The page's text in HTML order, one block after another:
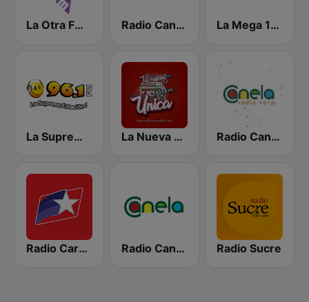
La Otra FM - Quito Radio Canela Guayas La Mega 103.3 FM
La Suprema Estacion 96.1 FM La Nueva Unica 94.5 FM Radio Canela Quito
Radio Caravana Radio Canela Azuay Radio Sucre